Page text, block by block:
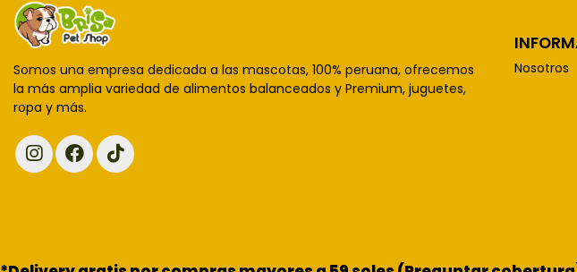
Somos una empresa dedicada a las mascotas, 100% peruana, ofrecemos
la más amplia variedad de alimentos balanceados y Premium, juguetes,
ropa y más.
Nosotros